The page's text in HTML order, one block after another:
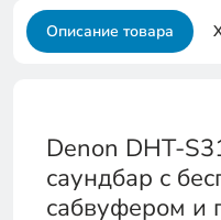
Описание товара
Denon DHT-
саундбар с
сабвуфером и